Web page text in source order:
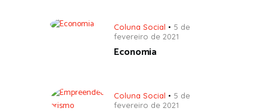
Coluna Social
5 de
fevereiro de 2021
Economia
Coluna Social
5 de
fevereiro de 2021